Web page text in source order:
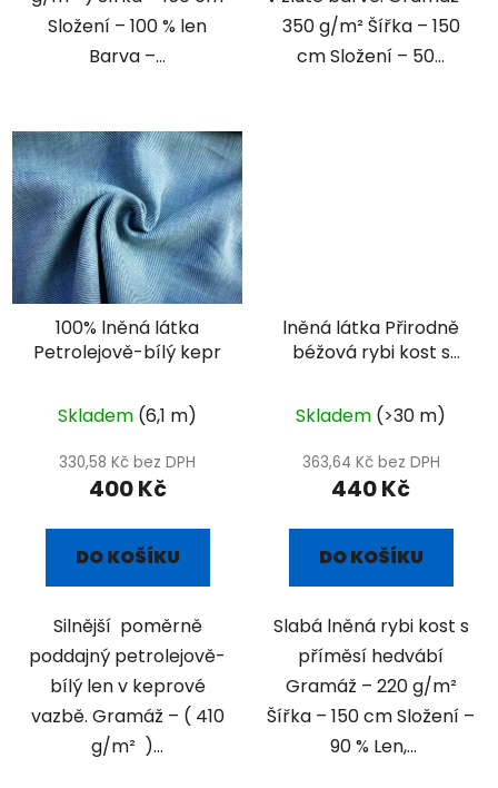
Složení – 100 % len
Barva –...
350 g/m² Šířka – 150
cm Složení – 50...
100% lněná látka
Petrolejově-bílý kepr
Skladem (6,1 m)
330,58 Kč bez DPH
400 Kč
DO KOŠÍKU
Silnější poměrně
poddajný petrolejově-
bílý len v keprové
vazbě. Gramáž – ( 410
g/m² )...
lněná látka Přirodně
béžová rybi kost s
Skladem (>30 m)
363,64 Kč bez DPH
440 Kč
DO KOŠÍKU
Slabá lněná rybi kost s
příměsí hedvábí
Gramáž – 220 g/m²
Šířka – 150 cm Složení –
90 % Len,...